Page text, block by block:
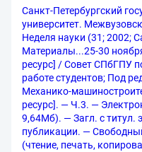
Санкт-Петербургский
университет.
Неделя науки (31; 2002;
Материалы...25-30
ресурс] / Совет СПбГПУ
работе студентов; Под
Механико-
ресурс]. — Ч.3. —
9,64Мб). — Загл. с титул.
публикации. —
(чтение, печать,